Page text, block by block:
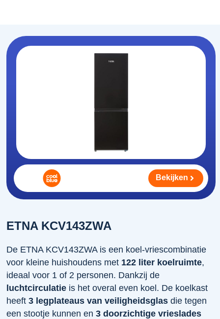
ETNA KCV143ZWA
De ETNA KCV143ZWA is een koel-vriescombinatie
voor kleine huishoudens met 122 liter koelruimte,
ideaal voor 1 of 2 personen. Dankzij de
luchtcirculatie is het overal even koel. De koelkast
heeft3 legplateaus van veiligheidsglas die tegen
een stootje kunnen en3 doorzichtige vrieslades
Bekijken